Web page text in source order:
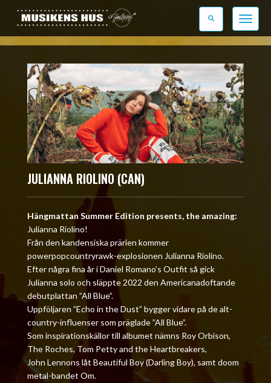
Toggle
JULIANNA RIOLINO (CAN)
Hängmattan Summer Edition presents, the amazing:
Julianna Riolino!
Från den kandensiska prärien kommer
powerpopcountryrawk-explosionen Julianna Riolino.
Efter några fina år i Daniel Romano’s Outfit så gick
Julianna solo och släppte 2022 den Americanadoftande
debutplattan ”All Blue”.
Uppföljaren ”Echo in the Dust” bygger vidare på de alt-
country-influenser som präglade ”All Blue”.
Som inspirationskällor till albumet nämns Roy Orbison,
The Roches, Tom Petty and the Heartbreakers,
John Lennons låt Beautiful Boy (Darling Boy), samt doom
metal-bandet Om.